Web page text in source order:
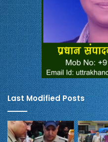
Last Modified Posts